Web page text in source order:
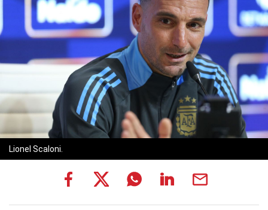
Lionel Scaloni.